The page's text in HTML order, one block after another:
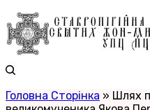
Головна Сторінка » Шлях